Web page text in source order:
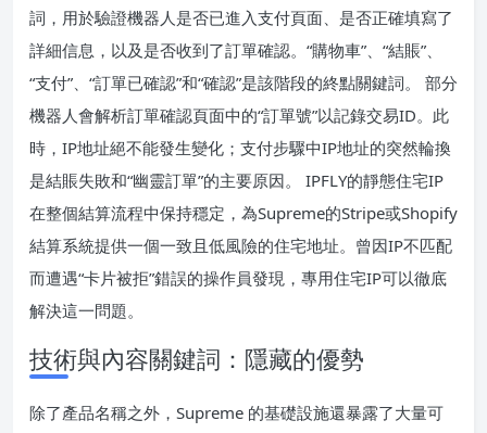
詞，用於驗證機器人是否已進入支付頁面、是否正確填寫了
詳細信息，以及是否收到了訂單確認。“購物車”、“結賬”、
“支付”、“訂單已確認”和“確認”是該階段的終點關鍵詞。 部分
機器人會解析訂單確認頁面中的“訂單號”以記錄交易ID。此
時，IP地址絕不能發生變化；支付步驟中IP地址的突然輪換
是結賬失敗和“幽靈訂單”的主要原因。 IPFLY的靜態住宅IP
在整個結算流程中保持穩定，為Supreme的Stripe或Shopify
結算系統提供一個一致且低風險的住宅地址。曾因IP不匹配
而遭遇“卡片被拒”錯誤的操作員發現，專用住宅IP可以徹底
解決這一問題。
技術與內容關鍵詞：隱藏的優勢
除了產品名稱之外，Supreme 的基礎設施還暴露了大量可